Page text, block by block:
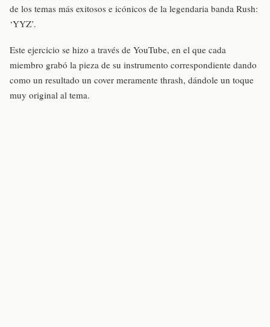
de los temas más exitosos e icónicos de la legendaria banda Rush:
‘YYZ’.
Este ejercicio se hizo a través de YouTube, en el que cada
miembro grabó la pieza de su instrumento correspondiente dando
como un resultado un cover meramente thrash, dándole un toque
muy original al tema.